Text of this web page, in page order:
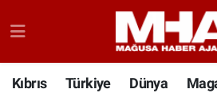
Kıbrıs Türkiye Dünya